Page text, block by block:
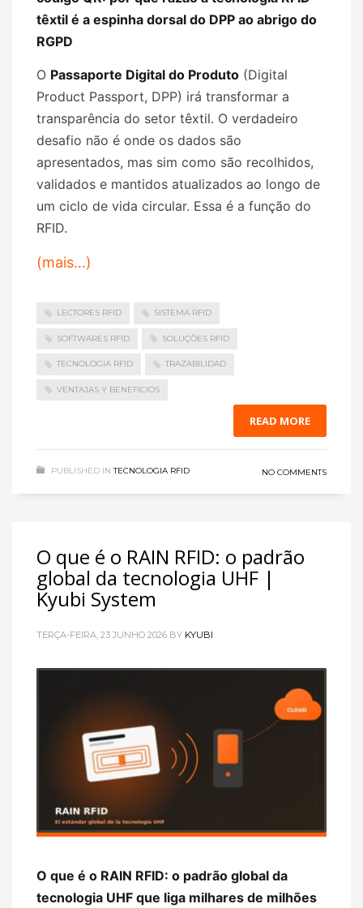
têxtil é a espinha dorsal do DPP ao abrigo do
RGPD
O Passaporte Digital do Produto (Digital
Product Passport, DPP) irá transformar a
transparência do setor têxtil. O verdadeiro
desafio não é onde os dados são
apresentados, mas sim como são recolhidos,
validados e mantidos atualizados ao longo de
um ciclo de vida circular. Essa é a função do
RFID.
(mais…)
LECTORES RFID SISTEMA RFID
SOFTWARES RFID SOLUÇÕES RFID
TECNOLOGIA RFID TRAZABILIDAD
VENTAJAS Y BENEFICIOS
READ MORE
PUBLISHED IN TECNOLOGIA RFID NO COMMENTS
O que é o RAIN RFID: o padrão
global da tecnologia UHF |
Kyubi System
TERÇA-FEIRA, 23 JUNHO 2026 BY KYUBI
O que é o RAIN RFID: o padrão global da
tecnologia UHF que liga milhares de milhões